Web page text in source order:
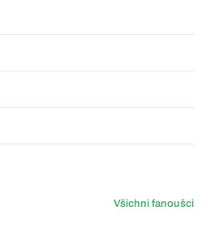
Všichni fanoušci